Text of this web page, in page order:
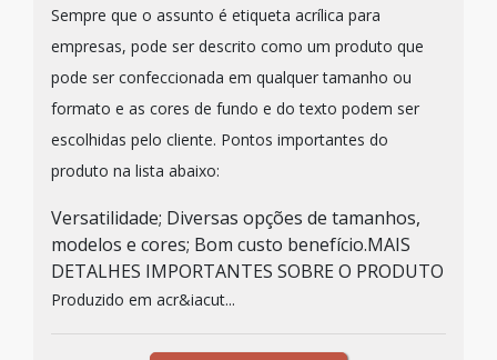
Sempre que o assunto é etiqueta acrílica para
empresas, pode ser descrito como um produto que
pode ser confeccionada em qualquer tamanho ou
formato e as cores de fundo e do texto podem ser
escolhidas pelo cliente. Pontos importantes do
produto na lista abaixo:
Versatilidade; Diversas opções de tamanhos,
modelos e cores; Bom custo benefício.MAIS
DETALHES IMPORTANTES SOBRE O PRODUTO
Produzido em acr&iacut...